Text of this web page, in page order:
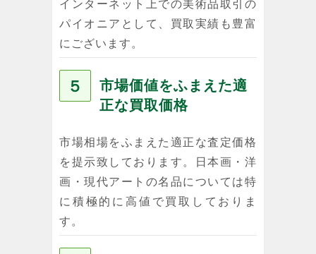
インターネット上での美術品取引の
パイオニアとして、買取実績も豊富
にございます。
５
市場価値をふまえた適
正な買取価格
市場相場をふまえた適正な査定価格
を提示致しております。日本画・洋
画・現代アートの名品については特
に積極的に高値で買取しておりま
す。